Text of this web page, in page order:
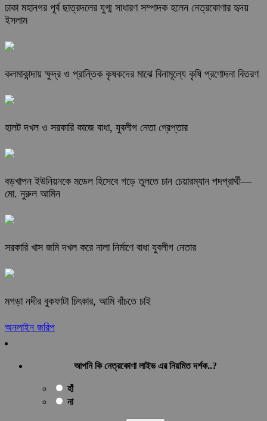
ঢাকা মহানগর পূর্ব ছাত্রদলের যুগ্ম সাধারণ সম্পাদক হলেন নেত্রকোণার হৃদয়
ইসলাম
কলমাকান্দায় ক্ষুদ্র ও প্রান্তিক কৃষকদের মাঝে বিনামূল্যে কৃষি প্রণোদনা বিতরণ
হালট দখল ও সরকারি কাজে বাধা, যুবলীগ নেতা গ্রেপ্তার
বড়খাপন ইউনিয়নকে মডেল হিসেবে গড়ে তুলতে চান চেয়ারম্যান পদপ্রার্থী—
মো. নুরুল আমিন
সরকারি খাস জমি দখল করে নালা নির্মাণে বাধা যুবলীগ নেতার
মগড়া নদীর বুকফাটা চিৎকার, আমি বাঁচতে চাই
অনলাইন জরিপ
আপনি কি নেত্রকোণা লাইভ এর নিয়মিত দর্শক..?
হাঁ
না